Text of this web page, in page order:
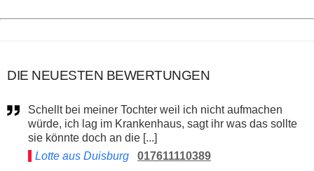
DIE NEUESTEN BEWERTUNGEN
Schellt bei meiner Tochter weil ich nicht aufmachen
würde, ich lag im Krankenhaus, sagt ihr was das sollte
sie könnte doch an die [...]
Lotte aus Duisburg
017611110389